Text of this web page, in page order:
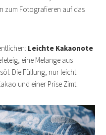
zum Fotografieren auf das
Leichte Kakaonote
eine Melange aus
Die Füllung, nur leicht
und einer Prise Zimt.